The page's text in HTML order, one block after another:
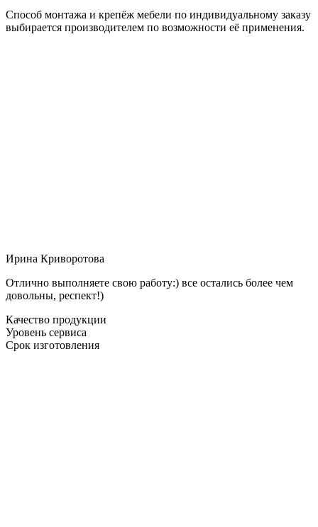
Способ монтажа и крепёж мебели по индивидуальному заказу
выбирается производителем по возможности её применения.
Ирина Криворотова
Отлично выполняете свою работу:) все остались более чем
довольны, респект!)
Качество продукции
Уровень сервиса
Срок изготовления